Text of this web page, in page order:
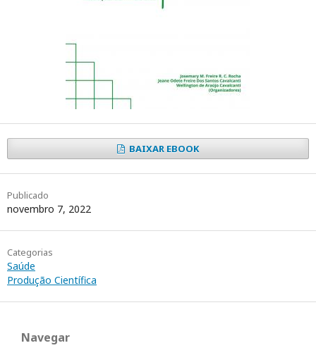
BAIXAR EBOOK
Publicado
novembro 7, 2022
Categorias
Saúde
Produção Científica
Navegar